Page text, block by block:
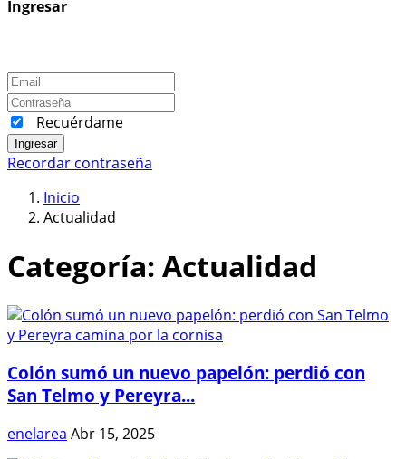
Ingresar
Recuérdame
Ingresar
Recordar contraseña
Inicio
Actualidad
Categoría: Actualidad
Colón sumó un nuevo papelón: perdió con
San Telmo y Pereyra...
enelarea Abr 15, 2025